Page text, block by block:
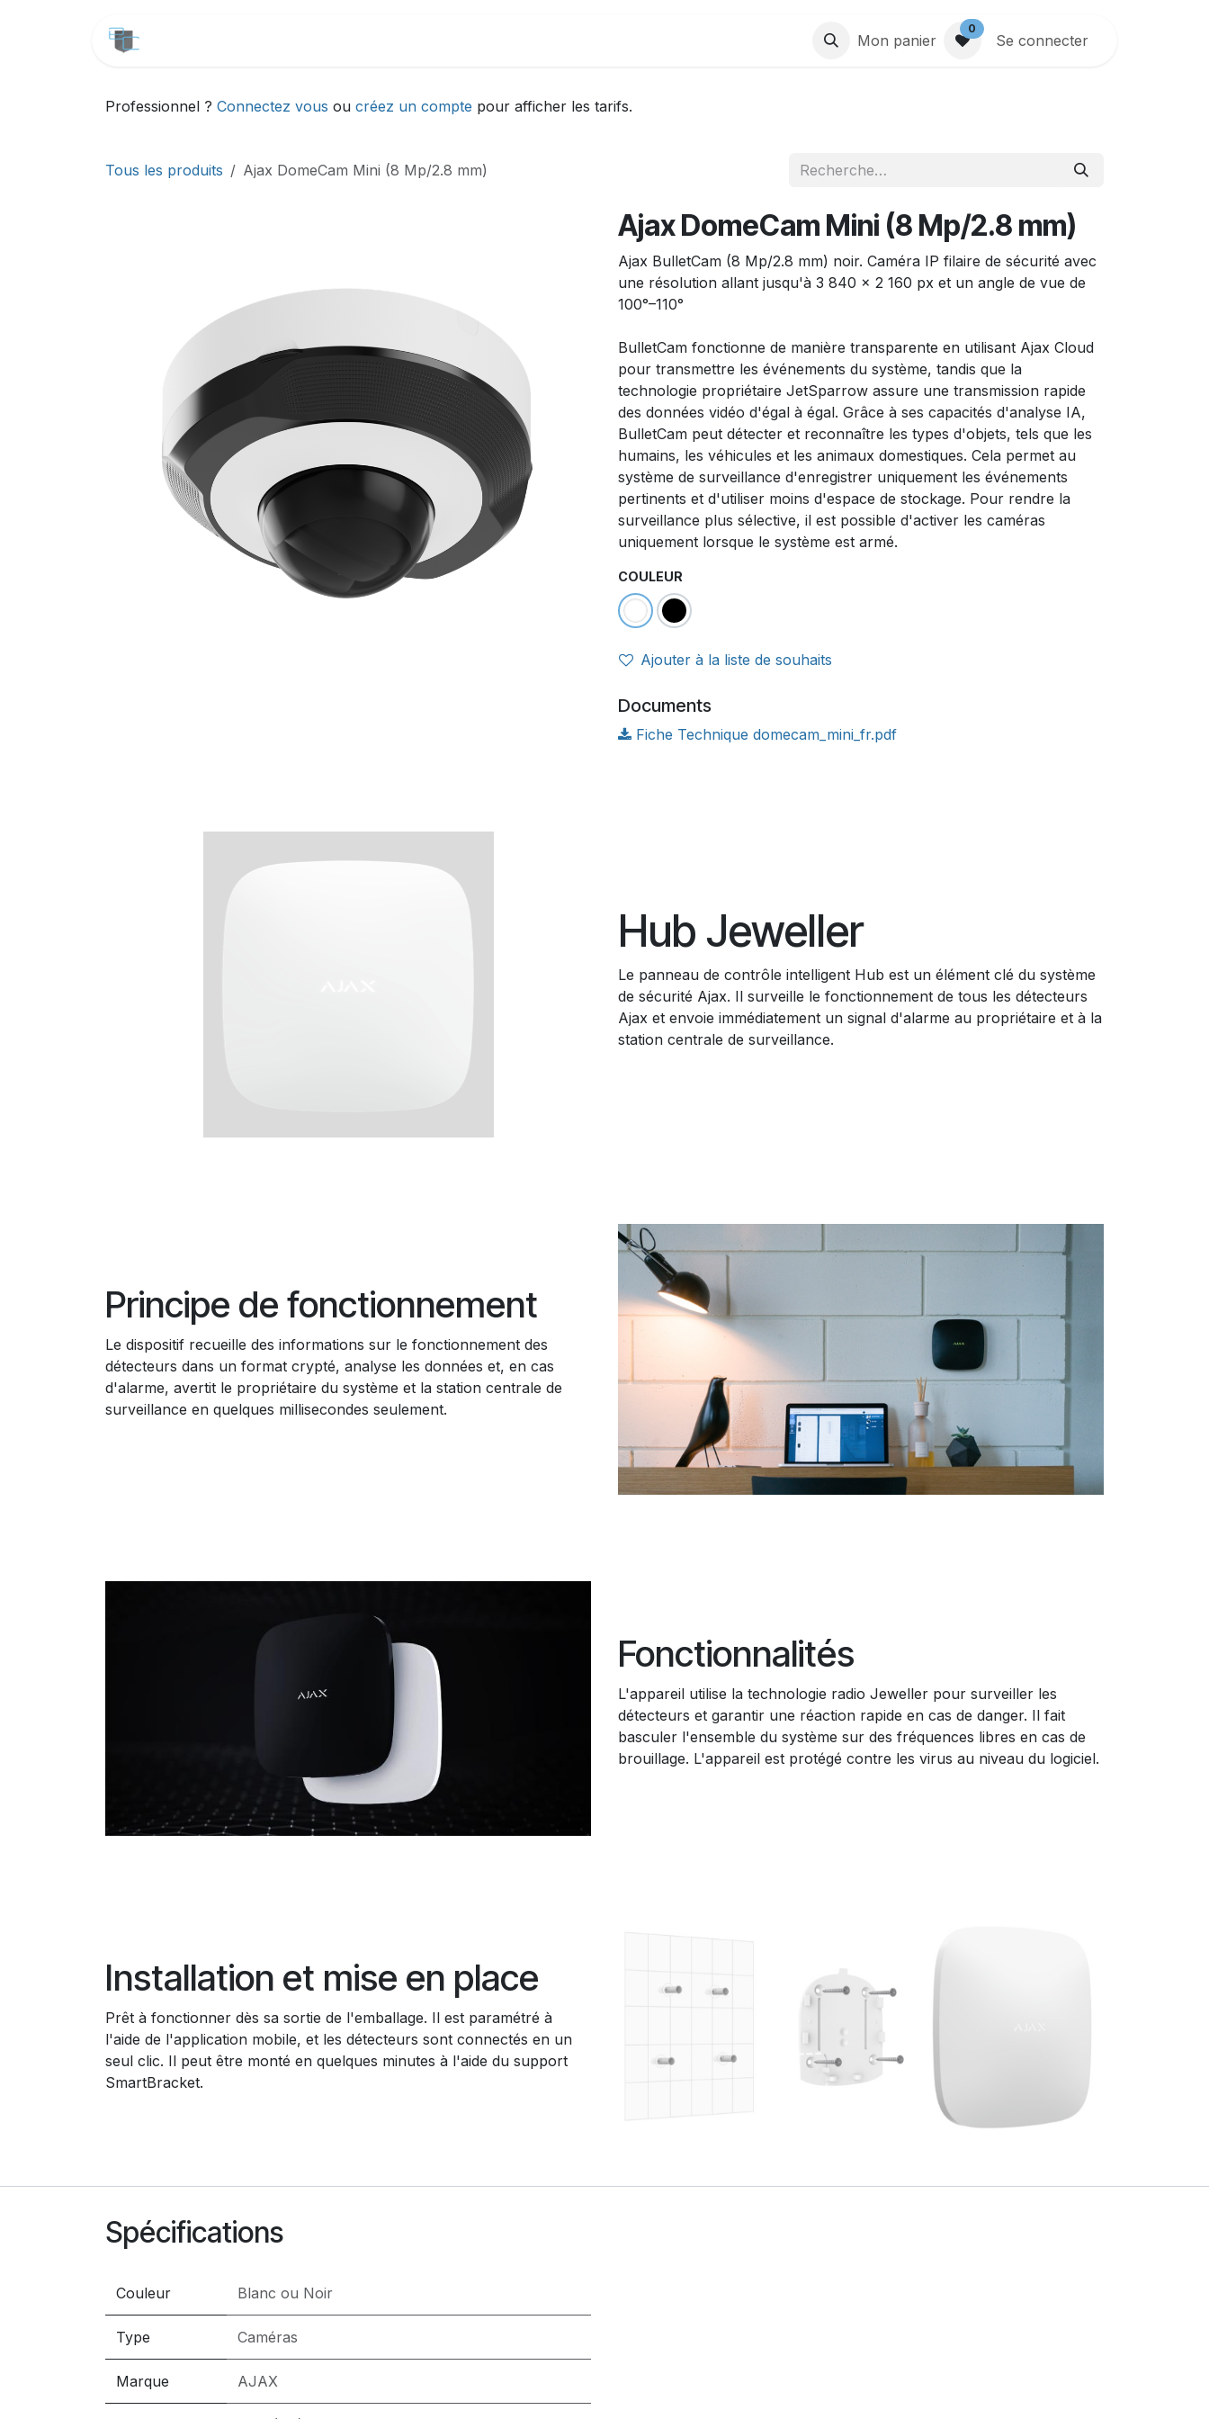
Mon panier
0
Se connecter
Professionnel ? Connectez vous ou créez un compte pour afficher les tarifs.
Tous les produits Ajax DomeCam Mini (8 Mp/2.8 mm)
Ajax DomeCam Mini (8 Mp/2.8 mm)
Ajax BulletCam (8 Mp/2.8 mm) noir. Caméra IP filaire de sécurité avec
une résolution allant jusqu'à 3 840 × 2 160 px et un angle de vue de
100°–110°
BulletCam fonctionne de manière transparente en utilisant Ajax Cloud
pour transmettre les événements du système, tandis que la
technologie propriétaire JetSparrow assure une transmission rapide
des données vidéo d'égal à égal. Grâce à ses capacités d'analyse IA,
BulletCam peut détecter et reconnaître les types d'objets, tels que les
humains, les véhicules et les animaux domestiques. Cela permet au
système de surveillance d'enregistrer uniquement les événements
pertinents et d'utiliser moins d'espace de stockage. Pour rendre la
surveillance plus sélective, il est possible d'activer les caméras
uniquement lorsque le système est armé.
COULEUR
Ajouter à la liste de souhaits
Documents
Fiche Technique domecam_mini_fr.pdf
Hub Jeweller
Le panneau de contrôle intelligent Hub est un élément clé du système
de sécurité Ajax. Il surveille le fonctionnement de tous les détecteurs
Ajax et envoie immédiatement un signal d'alarme au propriétaire et à la
station centrale de surveillance.
Principe de fonctionnement
Le dispositif recueille des informations sur le fonctionnement des
détecteurs dans un format crypté, analyse les données et, en cas
d'alarme, avertit le propriétaire du système et la station centrale de
surveillance en quelques millisecondes seulement.
Fonctionnalités
L'appareil utilise la technologie radio Jeweller pour surveiller les
détecteurs et garantir une réaction rapide en cas de danger. Il fait
basculer l'ensemble du système sur des fréquences libres en cas de
brouillage. L'appareil est protégé contre les virus au niveau du logiciel.
Installation et mise en place
Prêt à fonctionner dès sa sortie de l'emballage. Il est paramétré à
l'aide de l'application mobile, et les détecteurs sont connectés en un
seul clic. Il peut être monté en quelques minutes à l'aide du support
SmartBracket.
Spécifications
Couleur Blanc ou Noir
Type Caméras
Marque AJAX